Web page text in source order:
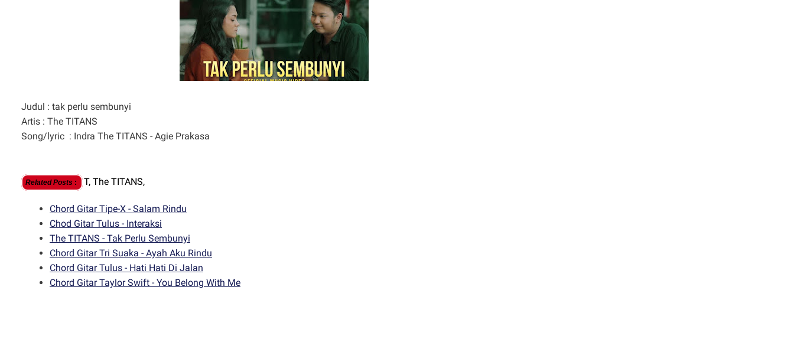
Judul : tak perlu sembunyi
Artis : The TITANS
Song/lyric : Indra The TITANS - Agie Prakasa
Related Posts : T, The TITANS,
Chord Gitar Tipe-X - Salam Rindu
Chod Gitar Tulus - Interaksi
The TITANS - Tak Perlu Sembunyi
Chord Gitar Tri Suaka - Ayah Aku Rindu
Chord Gitar Tulus - Hati Hati Di Jalan
Chord Gitar Taylor Swift - You Belong With Me